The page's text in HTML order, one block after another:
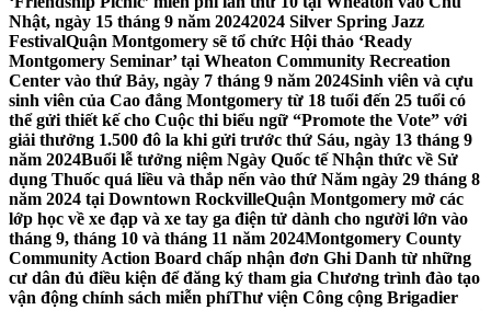
Nhật, ngày 15 tháng 9 năm 20242024 Silver Spring Jazz
FestivalQuận Montgomery sẽ tổ chức Hội thảo ‘Ready
Montgomery Seminar’ tại Wheaton Community Recreation
Center vào thứ Bảy, ngày 7 tháng 9 năm 2024Sinh viên và cựu
sinh viên của Cao đẳng Montgomery từ 18 tuổi đến 25 tuổi có
thể gửi thiết kế cho Cuộc thi biểu ngữ “Promote the Vote” với
giải thưởng 1.500 đô la khi gửi trước thứ Sáu, ngày 13 tháng 9
năm 2024Buổi lễ tưởng niệm Ngày Quốc tế Nhận thức về Sử
dụng Thuốc quá liều và thắp nến vào thứ Năm ngày 29 tháng 8
năm 2024 tại Downtown RockvilleQuận Montgomery mở các
lớp học về xe đạp và xe tay ga điện tử dành cho người lớn vào
tháng 9, tháng 10 và tháng 11 năm 2024Montgomery County
Community Action Board chấp nhận đơn Ghi Danh từ những
cư dân đủ điều kiện để đăng ký tham gia Chương trình đào tạo
vận động chính sách miễn phíThư viện Công cộng Brigadier